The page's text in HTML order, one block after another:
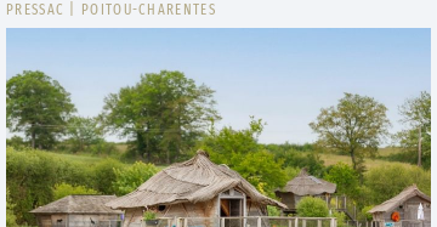
PRESSAC POITOU-CHARENTES